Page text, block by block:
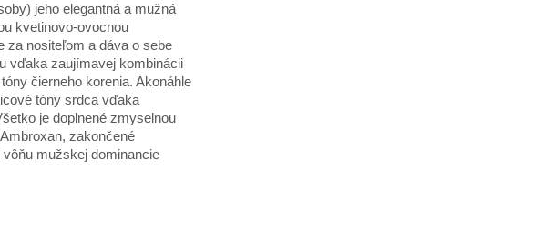
jeho elegantná a mužná
kvetinovo-ovocnou
za nositeľom a dáva o sebe
vďaka zaujímavej kombinácii
čierneho korenia. Akonáhle
tóny srdca vďaka
je doplnené zmyselnou
zakončené
mužskej dominancie